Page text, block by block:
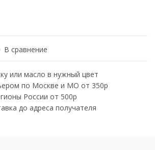
В сравнение
или масло в нужный цвет
по Москве и МО от 350р
России от 500р
до адреса получателя